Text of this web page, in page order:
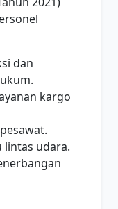
dan
kargo
lintas udara.